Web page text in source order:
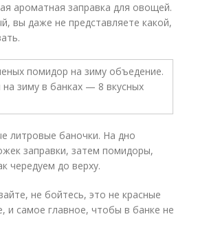
ароматная заправка для овощей.
вы даже не представляете какой,
литровые баночки. На дно
заправки, затем помидоры,
чередуем до верху.
не бойтесь, это не красные
и самое главное, чтобы в банке не